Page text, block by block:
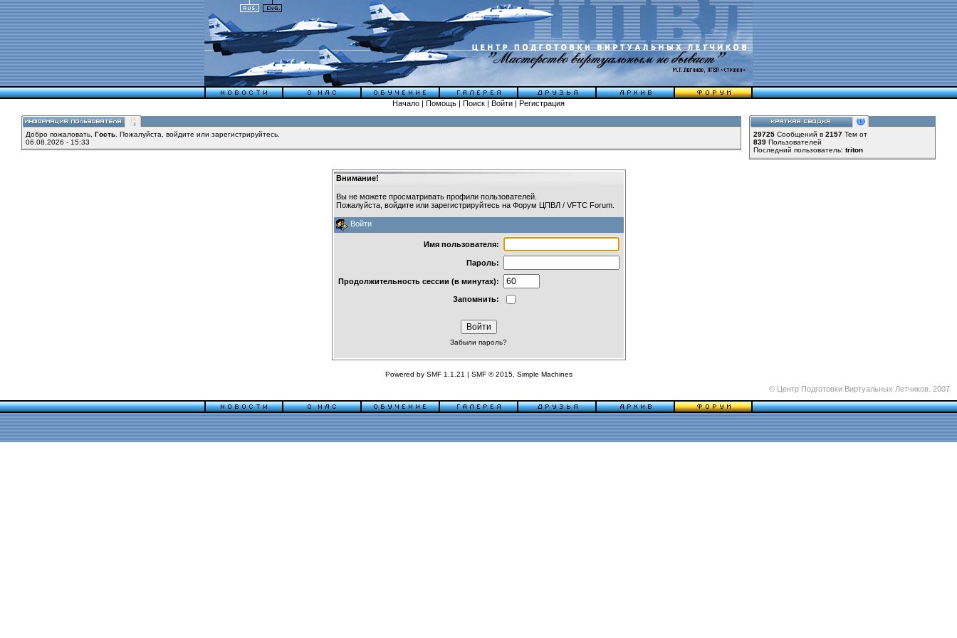
Начало | Помощь | Поиск | Войти | Регистрация
Добро пожаловать, Гость . Пожалуйста, войдите или зарегистрируйтесь
06.08.2026 - 15:33
29725 Сообщений в 2157 Тем от
839 Пользователей
Последний пользователь: triton
Внимание!
Вы не можете просматривать профили пользователей.
Пожалуйста, войдите или зарегистрируйтесьна Форум ЦПВЛ / VFTC Forum.
Войти
Имя пользователя:
Пароль:
Продолжительность сессии (в минутах):
Запомнить:
Забыли пароль?
Powered by SMF 1.1.21 | SMF © 2015, Simple Machines
© Центр Подготовки Виртуальных Летчиков. 2007